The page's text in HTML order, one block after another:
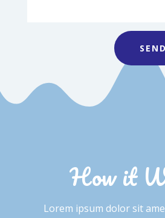
How it
Lorem ipsum dolor sit